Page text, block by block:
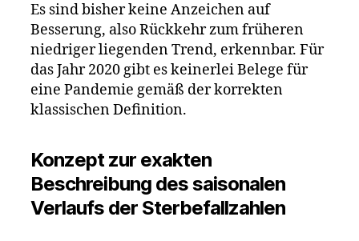
Es sind bisher keine Anzeichen auf
Besserung, also Rückkehr zum früheren
niedriger liegenden Trend, erkennbar. Für
das Jahr 2020 gibt es keinerlei Belege für
eine Pandemie gemäß der korrekten
klassischen Definition.
Konzept zur exakten
Beschreibung des saisonalen
Verlaufs der Sterbefallzahlen